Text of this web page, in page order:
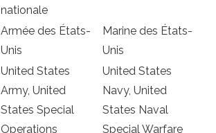
nationale
Armée des États-
Unis
Marine des États-
Unis
United States
Army, United
States Special
Operations
United States
Navy, United
States Naval
Special Warfare